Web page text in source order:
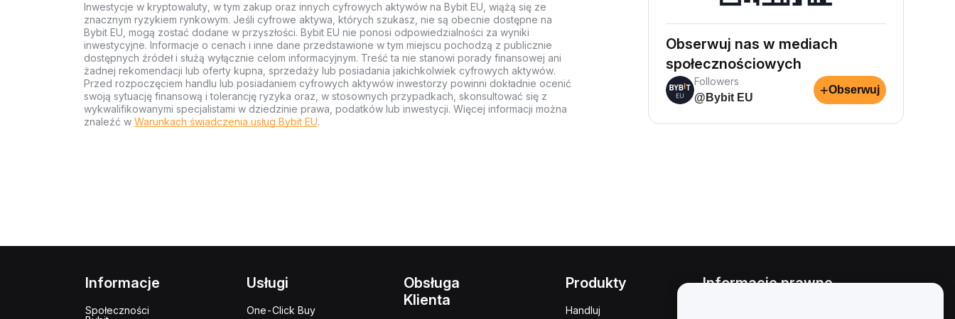
Inwestycje w kryptowaluty, w tym zakup oraz innych cyfrowych aktywów na Bybit EU, wiążą się ze
znacznym ryzykiem rynkowym. Jeśli cyfrowe aktywa, których szukasz, nie są obecnie dostępne na
Bybit EU, mogą zostać dodane w przyszłości. Bybit EU nie ponosi odpowiedzialności za wyniki
inwestycyjne. Informacje o cenach i inne dane przedstawione w tym miejscu pochodzą z publicznie
dostępnych źródeł i służą wyłącznie celom informacyjnym. Treść ta nie stanowi porady finansowej ani
żadnej rekomendacji lub oferty kupna, sprzedaży lub posiadania jakichkolwiek cyfrowych aktywów.
Przed rozpoczęciem handlu lub posiadaniem cyfrowych aktywów inwestorzy powinni dokładnie ocenić
swoją sytuację finansową i tolerancję ryzyka oraz, w stosownych przypadkach, skonsultować się z
wykwalifikowanymi specjalistami w dziedzinie prawa, podatków lub inwestycji. Więcej informacji można
znaleźć w Warunkach świadczenia usług Bybit EU.
Obserwuj nas w mediach
społecznościowych
Followers
@Bybit EU
+Obserwuj
Informacje
Społeczności
Usługi
One-Click Buy
Obsługa
Klienta
Produkty
Handluj
Informacje prawne